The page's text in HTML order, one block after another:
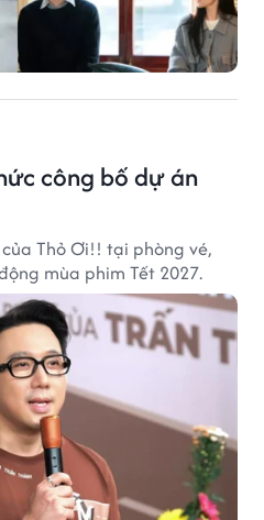
công bố dự án
Thỏ Ơi!! tại phòng vé,
mùa phim Tết 2027.